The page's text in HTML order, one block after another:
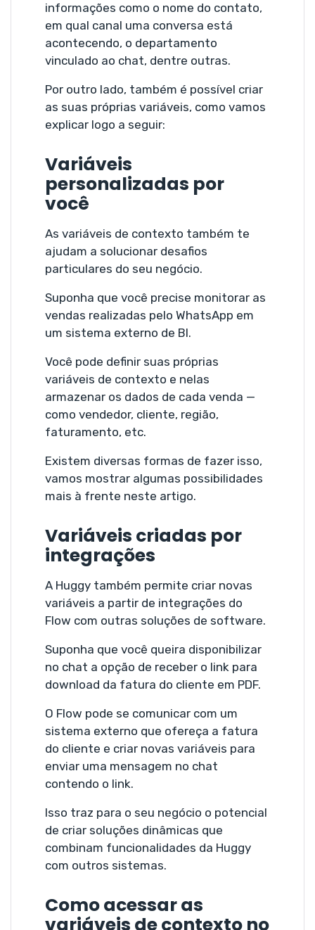
informações como o nome do contato,
em qual canal uma conversa está
acontecendo, o departamento
vinculado ao chat, dentre outras.
Por outro lado, também é possível criar
as suas próprias variáveis, como vamos
explicar logo a seguir:
Variáveis
personalizadas por
você
As variáveis de contexto também te
ajudam a solucionar desafios
particulares do seu negócio.
Suponha que você precise monitorar as
vendas realizadas pelo WhatsApp em
um sistema externo de BI.
Você pode definir suas próprias
variáveis de contexto e nelas
armazenar os dados de cada venda —
como vendedor, cliente, região,
faturamento, etc.
Existem diversas formas de fazer isso,
vamos mostrar algumas possibilidades
mais à frente neste artigo.
Variáveis criadas por
integrações
A Huggy também permite criar novas
variáveis a partir de integrações do
Flow com outras soluções de software.
Suponha que você queira disponibilizar
no chat a opção de receber o link para
download da fatura do cliente em PDF.
O Flow pode se comunicar com um
sistema externo que ofereça a fatura
do cliente e criar novas variáveis para
enviar uma mensagem no chat
contendo o link.
Isso traz para o seu negócio o potencial
de criar soluções dinâmicas que
combinam funcionalidades da Huggy
com outros sistemas.
Como acessar as
variáveis de contexto no